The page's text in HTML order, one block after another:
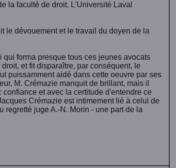
la faculté de droit. L'Université Laval
le dévouement et le travail du doyen de la
forma presque tous ces jeunes avocats
et fit disparaître, par conséquent, le
puissamment aidé dans cette oeuvre par ses
M. Crémazie manquit de brillant, mais il
et avec la certitude d'entendre ce
Crémazie est intimement lié à celui de
regretté juge A.-N. Morin - une part de la